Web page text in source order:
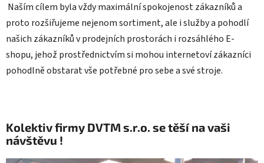
Naším cílem byla vždy maximální spokojenost zákazníků a
proto rozšiřujeme nejenom sortiment, ale i služby a pohodlí
našich zákazníků v prodejních prostorách i rozsáhlého E-
shopu, jehož prostřednictvím si mohou internetoví zákazníci
pohodlně obstarat vše potřebné pro sebe a své stroje.
Kolektiv firmy DVTM s.r.o. se těší na vaši
návštěvu !